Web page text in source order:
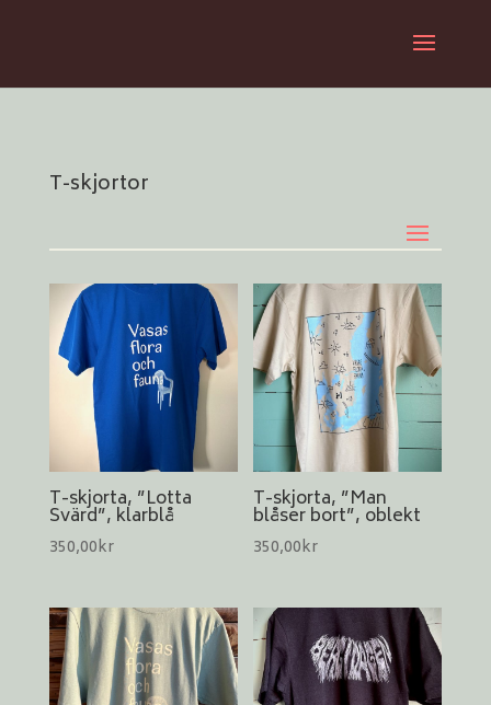
T-skjortor
T-skjorta, ”Lotta
Svärd”, klarblå
350,00kr
T-skjorta, ”Man
blåser bort”, oblekt
350,00kr